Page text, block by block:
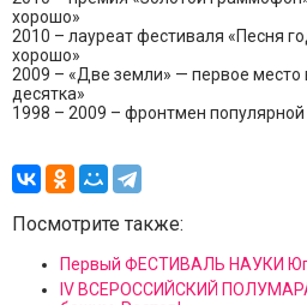
хорошо»
2010 – лауреат фестиваля «Песня
хорошо»
2009 – «Две земли» — первое место
десятка»
1998 – 2009 – фронтмен популярной
Посмотрите также:
Первый ФЕСТИВАЛЬ НАУКИ
IV ВСЕРОССИЙСКИЙ